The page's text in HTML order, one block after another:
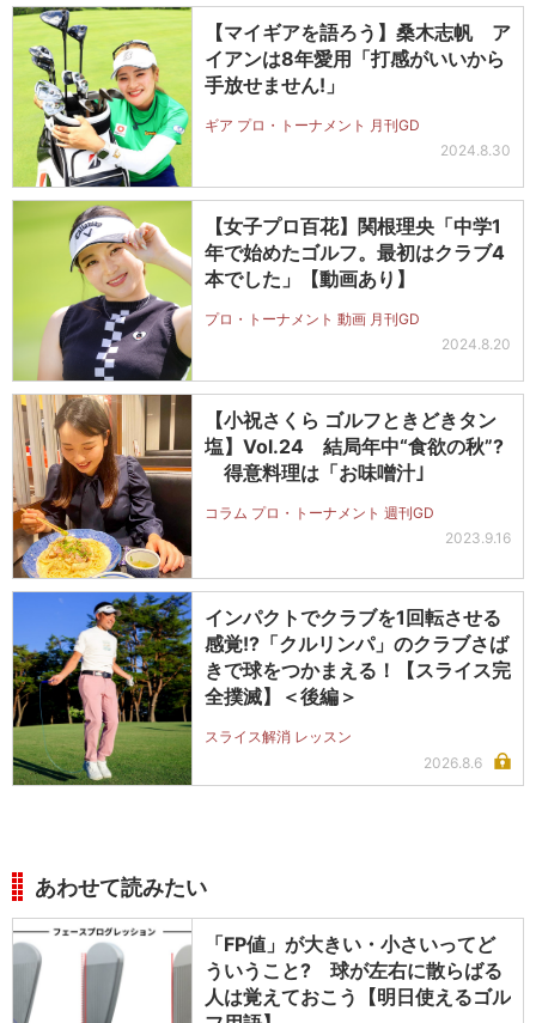
【マイギアを語ろう】桑木志帆 ア
イアンは8年愛用「打感がいいから
手放せません!」
ギア プロ・トーナメント 月刊GD
2024.8.30
【女子プロ百花】関根理央「中学1
年で始めたゴルフ。最初はクラブ4
本でした」【動画あり】
プロ・トーナメント 動画 月刊GD
2024.8.20
【小祝さくら ゴルフときどきタン
塩】Vol.24 結局年中“食欲の秋”?
得意料理は「お味噌汁｣
コラム プロ・トーナメント 週刊GD
2023.9.16
インパクトでクラブを1回転させる
感覚!?「クルリンパ」のクラブさば
きで球をつかまえる！【スライス完
全撲滅】＜後編＞
スライス解消 レッスン
2026.8.6
あわせて読みたい
「FP値」が大きい・小さいってど
ういうこと? 球が左右に散らばる
人は覚えておこう【明日使えるゴル